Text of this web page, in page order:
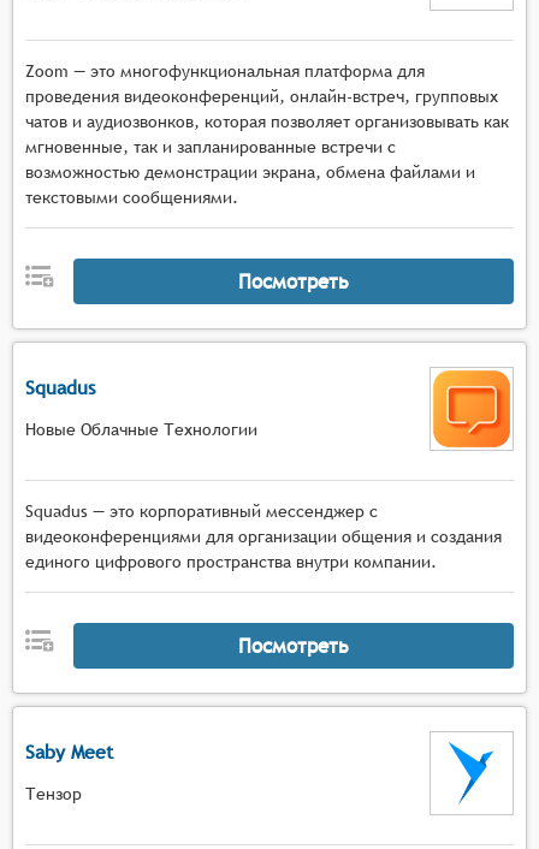
Zoom — это многофункциональная платформа для
проведения видеоконференций, онлайн-встреч, групповых
чатов и аудиозвонков, которая позволяет организовывать как
мгновенные, так и запланированные встречи с
возможностью демонстрации экрана, обмена файлами и
текстовыми сообщениями.
Посмотреть
Squadus
Новые Облачные Технологии
Squadus — это корпоративный мессенджер с
видеоконференциями для организации общения и создания
единого цифрового пространства внутри компании.
Посмотреть
Saby Meet
Тензор